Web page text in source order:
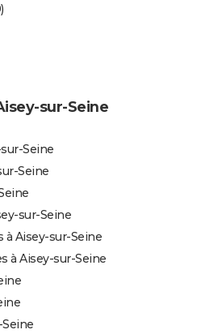
sur-Seine
Seine
Seine
sur-Seine
Aisey-sur-Seine
à Aisey-sur-Seine